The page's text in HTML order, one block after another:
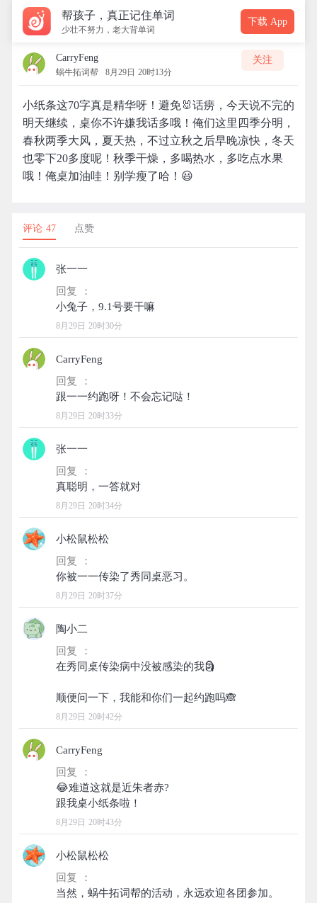
帮孩子，真正记住单词
少壮不努力，老大背单词
下载 App
CarryFeng
蜗牛拓词帮 8月29日 20时13分
关注
小纸条这70字真是精华呀！避免🐰话痨，今天说不完的
明天继续，桌你不许嫌我话多哦！俺们这里四季分明，
春秋两季大风，夏天热，不过立秋之后早晚凉快，冬天
也零下20多度呢！秋季干燥，多喝热水，多吃点水果
哦！俺桌加油哇！别学瘦了哈！😃
评论 47 点赞
张一一
回复 ：
8月29日 20时30分
CarryFeng
回复 ：
8月29日 20时33分
张一一
回复 ：
8月29日 20时34分
小松鼠松松
回复 ：
8月29日 20时37分
陶小二
回复 ：
在秀同桌传染病中没被感染的我🗿
8月29日 20时42分
CarryFeng
回复 ：
😂难道这就是近朱者赤?
8月29日 20时43分
小松鼠松松
回复 ：